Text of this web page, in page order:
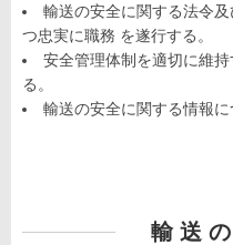
輸送の安全に関する法令
つ忠実に職務 を遂行する。
安全管理体制を適切に維
る。
輸送の安全に関する情報に
輸 送